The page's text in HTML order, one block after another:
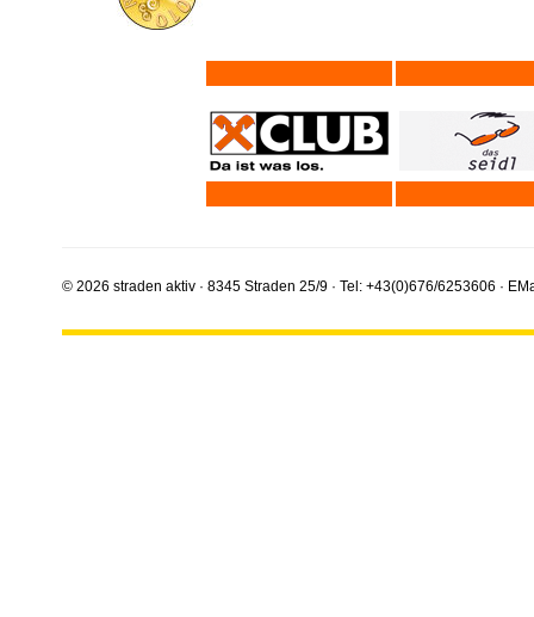
© 2026 straden aktiv · 8345 Straden 25/9 · Tel: +43(0)676/6253606 ·